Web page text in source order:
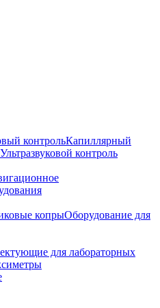
контрольКапиллярный
Ультразвуковой контроль
копрыОборудование для
для лабораторных